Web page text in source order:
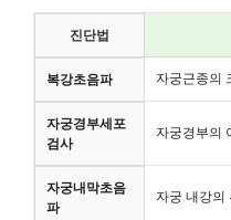
진단법
복강초음파 자궁근종의
자궁경부세포
검사
자궁경부의
자궁내막초음
파
자궁 내강의